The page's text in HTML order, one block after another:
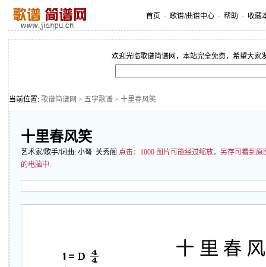
首页 - 歌谱/曲谱中心 - 帮助 - 收藏
欢迎光临歌谱简谱网，本站完全免费，希望大家
当前位置: 歌谱简谱网 > 五字歌谱 > 十里春风笑
十里春风笑
艺术家/歌手/词曲: 小弩 关秀阁 点击： 1000 图片可能经过缩放，另存可看到
的电脑中.